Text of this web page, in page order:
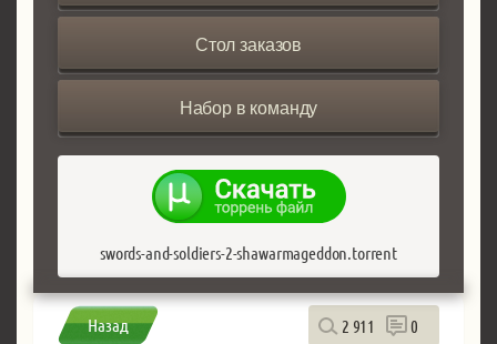
Стол заказов
Набор в команду
swords-and-soldiers-2-shawarmageddon.torrent
Назад 2 911 0